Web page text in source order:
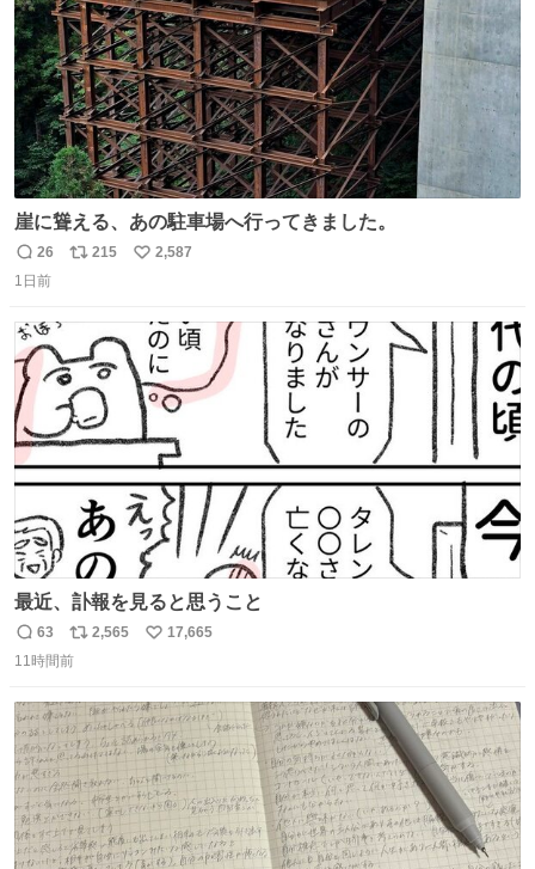
崖に聳える、あの駐車場へ行ってきました。
返
信
26
リ
数
215
い
2,587
1日前
最近、訃報を見ると思うこと
返
信
63
リ
ポ
ト
数
2,565
い
数
17,665
11時間前